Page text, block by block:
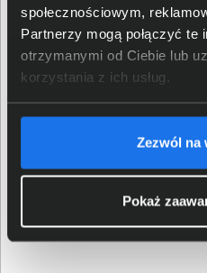
społecznościowym,
Partnerzy mogą połączyć te
otrzymanymi od Ciebie lub
korzystania z ich usług.
Zezwól na
Pokaż